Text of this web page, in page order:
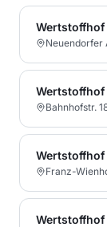
Neuendorfer
Wertstoffhof
Bahnhofstr.
Wertstoffhof
Franz-